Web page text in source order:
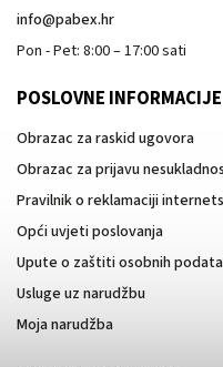
info@pabex.hr
Pon - Pet: 8:00 – 17:00 sati
POSLOVNE INFORMACIJE
Obrazac za raskid ugovora
Obrazac za prijavu
Pravilnik o reklamaciji
Opći uvjeti poslovanja
Upute o zaštiti osobnih
Usluge uz narudžbu
Moja narudžba